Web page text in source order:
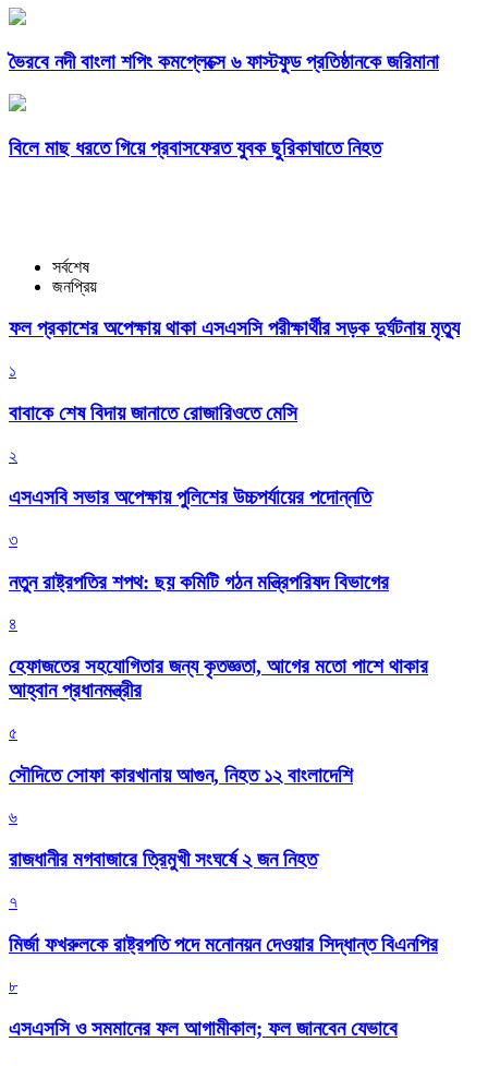
ভৈরবে নদী বাংলা শপিং কমপ্লেক্সে ৬ ফাস্টফুড প্রতিষ্ঠানকে জরিমানা
বিলে মাছ ধরতে গিয়ে প্রবাসফেরত যুবক ছুরিকাঘাতে নিহত
সর্বশেষ
জনপ্রিয়
ফল প্রকাশের অপেক্ষায় থাকা এসএসসি পরীক্ষার্থীর সড়ক দুর্ঘটনায় মৃত্যু
১
বাবাকে শেষ বিদায় জানাতে রোজারিওতে মেসি
২
এসএসবি সভার অপেক্ষায় পুলিশের উচ্চপর্যায়ের পদোন্নতি
৩
নতুন রাষ্ট্রপতির শপথ: ছয় কমিটি গঠন মন্ত্রিপরিষদ বিভাগের
৪
হেফাজতের সহযোগিতার জন্য কৃতজ্ঞতা, আগের মতো পাশে থাকার
আহ্বান প্রধানমন্ত্রীর
৫
সৌদিতে সোফা কারখানায় আগুন, নিহত ১২ বাংলাদেশি
৬
রাজধানীর মগবাজারে ত্রিমুখী সংঘর্ষে ২ জন নিহত
৭
মির্জা ফখরুলকে রাষ্ট্রপতি পদে মনোনয়ন দেওয়ার সিদ্ধান্ত বিএনপির
৮
এসএসসি ও সমমানের ফল আগামীকাল; ফল জানবেন যেভাবে